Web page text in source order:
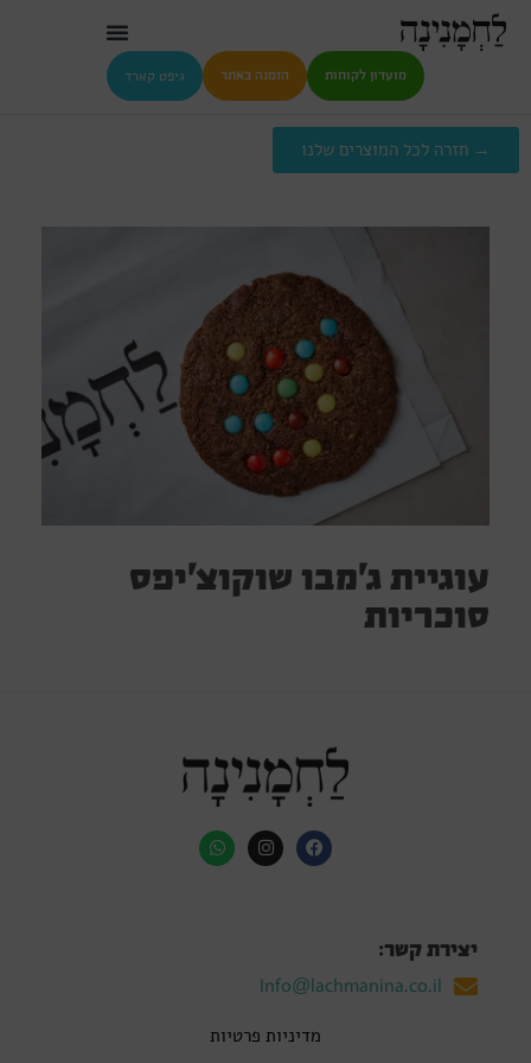
מועדון לקוחות הזמנה באתר גיפט קארד
→ חזרה לכל המוצרים שלנו
עוגיית ג'מבו שוקוצ'יפס
סוכריות
יצירת קשר:
Info@lachmanina.co.il
מדיניות פרטיות